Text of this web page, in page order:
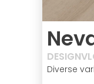
Diverse